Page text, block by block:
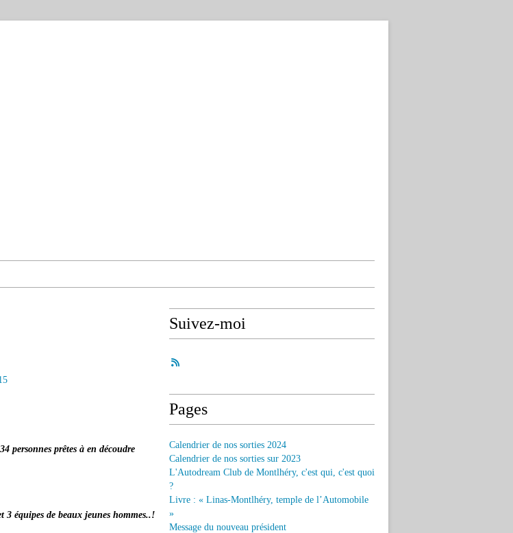
personnes prêtes à en découdre
3 équipes de beaux jeunes hommes..!
Suivez-moi
Pages
Calendrier de nos sorties 2024
Calendrier de nos sorties sur 2023
L'Autodream Club de Montlhéry, c'est qui, c'est quoi
?
Livre : « Linas-Montlhéry, temple de l’Automobile
»
Message du nouveau président